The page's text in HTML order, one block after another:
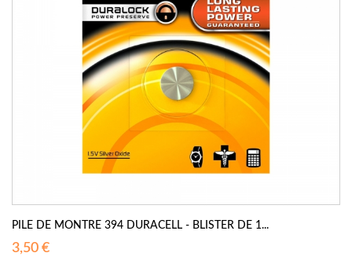
PILE DE MONTRE 394 DURACELL - BLISTER DE 1...
3,50 €